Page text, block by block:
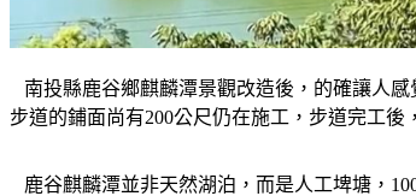
南投縣鹿谷鄉麒麟潭景觀改造後，的確讓人
步道的鋪面尚有200公尺仍在施工，步道完工
鹿谷麒麟潭並非天然湖泊，而是人工埤塘，